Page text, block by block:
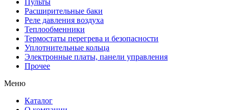
Пульты
Расширительные баки
Реле давления воздуха
Теплообменники
Термостаты перегрева и безопасности
Уплотнительные кольца
Электронные платы, панели управления
Прочее
Меню
Каталог